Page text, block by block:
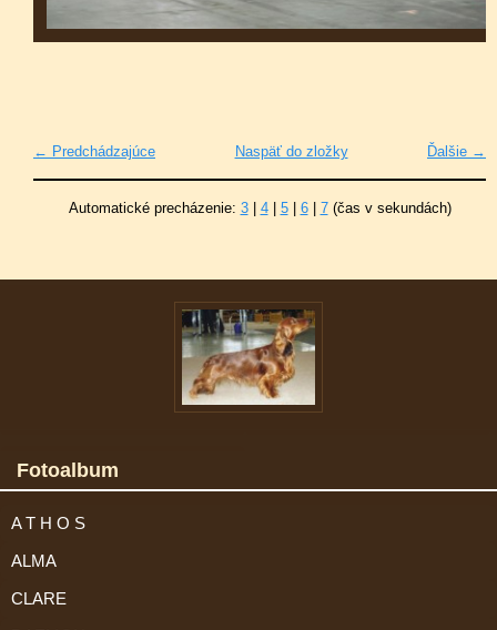
← Predchádzajúce Ďalšie →
Naspäť do zložky
Automatické precházenie: 3| 4| 5| 6| 7(čas v sekundách)
Fotoalbum
A T H O S
ALMA
CLARE